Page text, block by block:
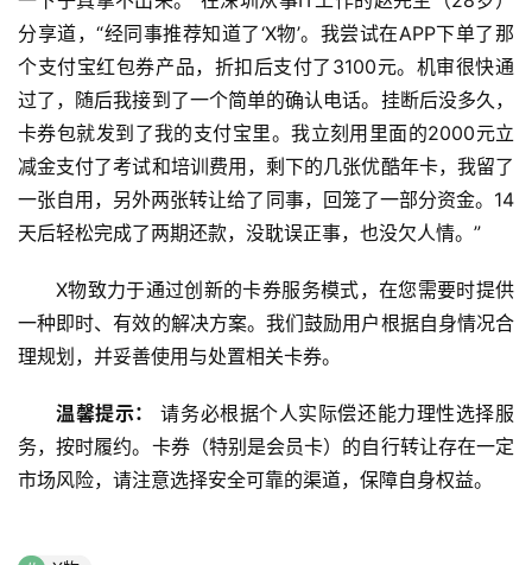
分享道，“经同事推荐知道了‘X物’。我尝试在APP下单了那
个支付宝红包券产品，折扣后支付了3100元。机审很快通
过了，随后我接到了一个简单的确认电话。挂断后没多久，
卡券包就发到了我的支付宝里。我立刻用里面的2000元立
减金支付了考试和培训费用，剩下的几张优酷年卡，我留了
一张自用，另外两张转让给了同事，回笼了一部分资金。14
天后轻松完成了两期还款，没耽误正事，也没欠人情。”
X物致力于通过创新的卡券服务模式，在您需要时提供
一种即时、有效的解决方案。我们鼓励用户根据自身情况合
理规划，并妥善使用与处置相关卡券。
温馨提示：
​ 请务必根据个人实际偿还能力理性选择服
务，按时履约。卡券（特别是会员卡）的自行转让存在一定
市场风险，请注意选择安全可靠的渠道，保障自身权益。